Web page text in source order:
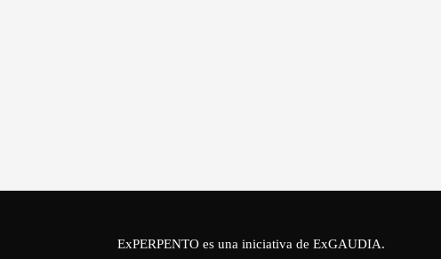
ExPERPENTO es una iniciativa de ExGAUDIA.